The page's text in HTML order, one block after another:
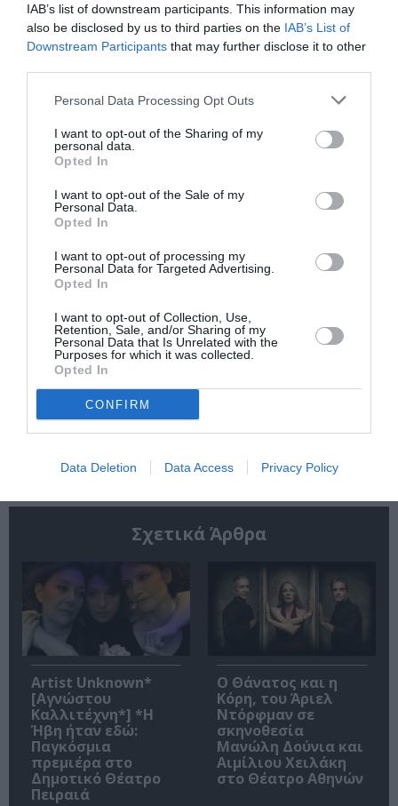
IAB’s list of downstream participants. This information may
also be disclosed by us to third parties on the IAB’s List of
Downstream Participants that may further disclose it to other
Personal Data Processing Opt Outs
I want to opt-out of the Sharing of my
personal data.
Opted In
I want to opt-out of the Sale of my
Personal Data.
Opted In
I want to opt-out of processing my
Personal Data for Targeted Advertising.
Opted In
I want to opt-out of Collection, Use,
Retention, Sale, and/or Sharing of my
Personal Data that Is Unrelated with the
Purposes for which it was collected.
Opted In
CONFIRM
Data Deletion Data Access Privacy Policy
Δείτε όλα τατελευταία νέαγια την Τέχνη και τον
Πολιτισμό στοCulturenow.gr
Tags
ΔΡΑΜΑ - ΚΟΙΝΩΝΙΚΟ - ΣΥΓΧΡΟΝΟ
ΘΕΑΤΡΙΚΕΣ ΠΑΡΑΣΤΑΣΕΙΣ 2025 – 2026
ΚΡΑΤΙΚΟ ΘΕΑΤΡΟ ΒΟΡΕΙΟΥ ΕΛΛΑΔΟΣ
Newsletter
την Τέχνη και τον Πολιτισμό!
Ακολουθήστε το Culturenow.gr
Σχετικά Άρθρα
Artist Unknown*
[Αγνώστου
Καλλιτέχνη*] *Η
Ήβη ήταν εδώ:
Παγκόσμια
πρεμιέρα στο
Δημοτικό Θέατρο
Πειραιά
Ο Θάνατος και η
Κόρη, του Άριελ
Ντόρφμαν σε
σκηνοθεσία
Μανώλη Δούνια και
Αιμίλιου Χειλάκη
στο Θέατρο Αθηνών